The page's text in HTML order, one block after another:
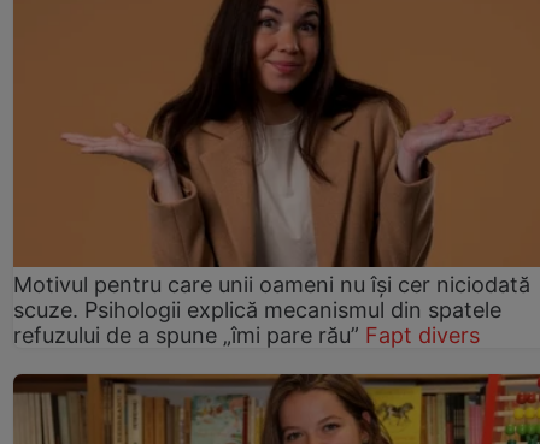
Motivul pentru care unii oameni nu își cer niciodată
scuze. Psihologii explică mecanismul din spatele
refuzului de a spune „îmi pare rău” Fapt divers